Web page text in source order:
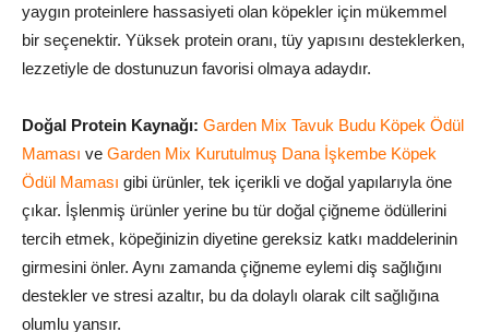
yaygın proteinlere hassasiyeti olan köpekler için mükemmel
bir seçenektir. Yüksek protein oranı, tüy yapısını desteklerken,
lezzetiyle de dostunuzun favorisi olmaya adaydır.
Doğal Protein Kaynağı: Garden Mix Tavuk Budu Köpek Ödül
Maması ve Garden Mix Kurutulmuş Dana İşkembe Köpek
Ödül Maması gibi ürünler, tek içerikli ve doğal yapılarıyla öne
çıkar. İşlenmiş ürünler yerine bu tür doğal çiğneme ödüllerini
tercih etmek, köpeğinizin diyetine gereksiz katkı maddelerinin
girmesini önler. Aynı zamanda çiğneme eylemi diş sağlığını
destekler ve stresi azaltır, bu da dolaylı olarak cilt sağlığına
olumlu yansır.